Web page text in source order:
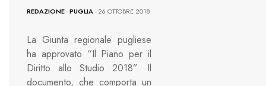
REDAZIONE-PUGLIA- 26 OTTOBRE 2018
La Giunta regionale pugliese
ha approvato “Il Piano per il
Diritto allo Studio 2018”. Il
documento, che comporta un